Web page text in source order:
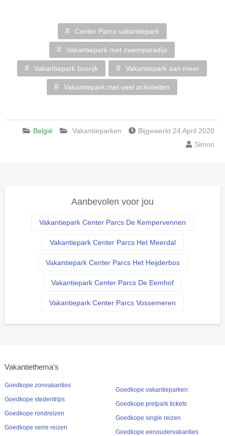
Center Parcs vakantiepark
Vakantiepark met zwemparadijs
Vakantiepark bosrijk Vakantiepark aan meer
Vakantiepark met veel activiteiten
België Vakantieparken
Bijgewerkt 24 April 2020
Simon
Aanbevolen voor jou
Vakantiepark Center Parcs De Kempervennen
Vakantiepark Center Parcs Het Meerdal
Vakantiepark Center Parcs Het Heijderbos
Vakantiepark Center Parcs De Eemhof
Vakantiepark Center Parcs Vossemeren
Vakantiethema's
Goedkope zonvakanties
Goedkope stedentrips
Goedkope rondreizen
Goedkope verre reizen
Goedkope vakantieparken
Goedkope pretpark tickets
Goedkope single reizen
Goedkope eenoudervakanties